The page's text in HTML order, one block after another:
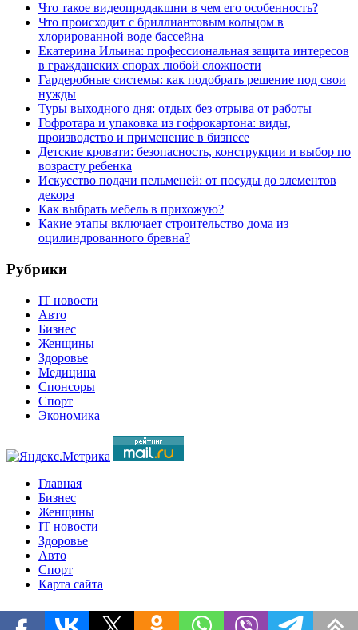
Что такое видеопродакшни в чем его особенность?
Что происходит с бриллиантовым кольцом в
хлорированной воде бассейна
Екатерина Ильина: профессиональная защита интересов
в гражданских спорах любой сложности
Гардеробные системы: как подобрать решение под свои
нужды
Туры выходного дня: отдых без отрыва от работы
Гофротара и упаковка из гофрокартона: виды,
производство и применение в бизнесе
Детские кровати: безопасность, конструкции и выбор по
возрасту ребенка
Искусство подачи пельменей: от посуды до элементов
декора
Как выбрать мебель в прихожую?
Какие этапы включает строительство дома из
оцилиндрованного бревна?
Рубрики
IT новости
Авто
Бизнес
Женщины
Здоровье
Медицина
Спонсоры
Спорт
Экономика
Главная
Бизнес
Женщины
IT новости
Здоровье
Авто
Спорт
Карта сайта